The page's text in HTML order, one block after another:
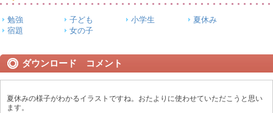
勉強 子ども 小学生
夏休み
宿題
女の子
ダウンロード コメント
夏休みの様子がわかるイラストですね。おたよりに使わせていただこうと思い
ます。